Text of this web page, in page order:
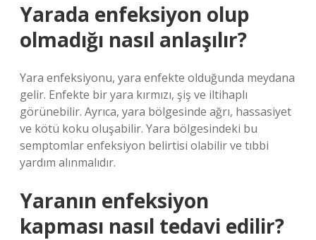
Yarada enfeksiyon olup
olmadığı nasıl anlaşılır?
Yara enfeksiyonu, yara enfekte olduğunda meydana
gelir. Enfekte bir yara kırmızı, şiş ve iltihaplı
görünebilir. Ayrıca, yara bölgesinde ağrı, hassasiyet
ve kötü koku oluşabilir. Yara bölgesindeki bu
semptomlar enfeksiyon belirtisi olabilir ve tıbbi
yardım alınmalıdır.
Yaranın enfeksiyon
kapması nasıl tedavi edilir?